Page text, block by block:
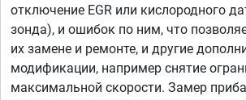
отключение EGR или кислородного
зонда), и ошибок по ним, что
их замене и ремонте, и другие
модификации, например снятие
максимальной скорости. Замер